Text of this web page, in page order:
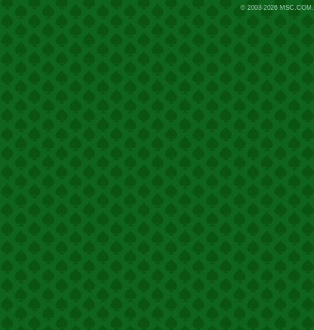
© 2003-2026